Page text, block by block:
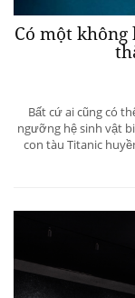
Có một
Bất cứ ai cũng có
ngưỡng hệ sinh vật
con tàu Titanic